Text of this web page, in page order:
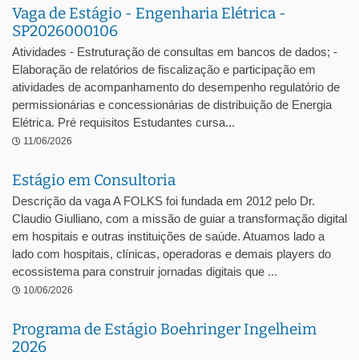
Vaga de Estágio - Engenharia Elétrica -
SP2026000106
Atividades - Estruturação de consultas em bancos de dados; -
Elaboração de relatórios de fiscalização e participação em
atividades de acompanhamento do desempenho regulatório de
permissionárias e concessionárias de distribuição de Energia
Elétrica. Pré requisitos Estudantes cursa...
11/06/2026
Estágio em Consultoria
Descrição da vaga A FOLKS foi fundada em 2012 pelo Dr.
Claudio Giulliano, com a missão de guiar a transformação digital
em hospitais e outras instituições de saúde. Atuamos lado a
lado com hospitais, clínicas, operadoras e demais players do
ecossistema para construir jornadas digitais que ...
10/06/2026
Programa de Estágio Boehringer Ingelheim
2026